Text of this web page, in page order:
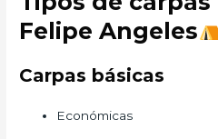
Felipe Angeles
Carpas básicas
Económicas